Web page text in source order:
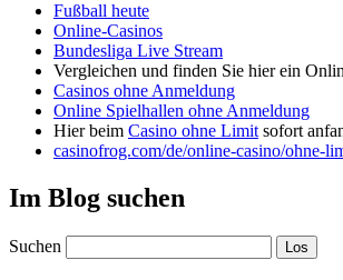
Fußball heute
Online-Casinos
Bundesliga Live Stream
Vergleichen und finden Sie hier ein
Casinos ohne Anmeldung
Online Spielhallen ohne Anmeldung
Hier beim Casino ohne Limitsofort
casinofrog.com/de/online-casino/ohne-
Im Blog suchen
Suchen